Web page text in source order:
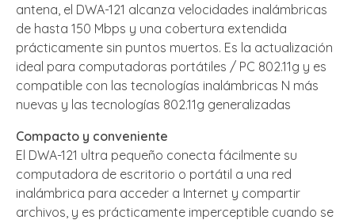
antena, el DWA-121 alcanza velocidades inalámbricas
de hasta 150 Mbps y una cobertura extendida
prácticamente sin puntos muertos. Es la actualización
ideal para computadoras portátiles / PC 802.11g y es
compatible con las tecnologías inalámbricas N más
nuevas y las tecnologías 802.11g generalizadas
Compacto y conveniente
El DWA-121 ultra pequeño conecta fácilmente su
computadora de escritorio o portátil a una red
inalámbrica para acceder a Internet y compartir
archivos, y es prácticamente imperceptible cuando se